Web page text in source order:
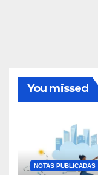
You missed
NOTAS PUBLICADAS